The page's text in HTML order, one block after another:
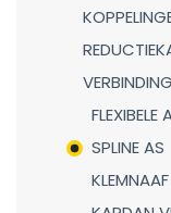
FLEXIBELE
SPLINE AS
KLEMNAAF